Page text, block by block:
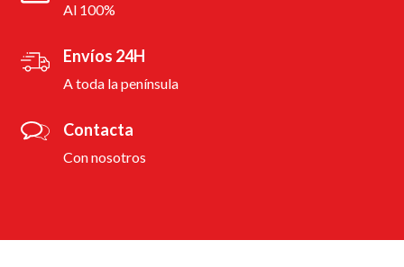
Al 100%
Envíos 24H
A toda la península
Contacta
Con nosotros